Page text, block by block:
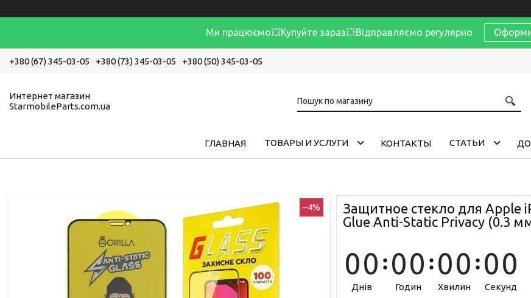
Ми працюємо💥Купуйте зараз💥Відправляємо регулярно
+380 (67) 345-03-05 +380 (73) 345-03-05 +380 (50) 345-03-05
Интернет магазин
StarmobileParts.com.ua
ГЛАВНАЯ ТОВАРЫ И УСЛУГИ КОНТАКТЫ CТАТЬИ
–4%
Защитное стекло для Apple
Glue Anti-Static Privacy (0.3
00
Днів
00
Годин
00
Хвилин
00
Секунд